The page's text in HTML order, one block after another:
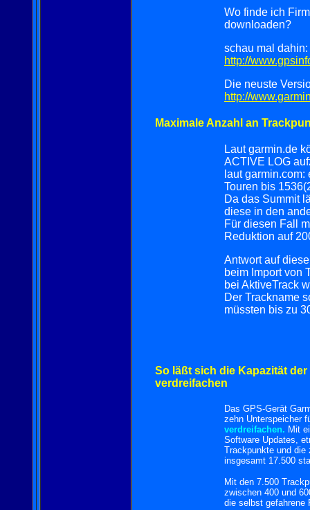
Wo finde ich
downloaden?
schau mal dahin:
http://
Die neuste
http://
Maximale Anzahl an
Laut garmin.de
ACTIVE LOG
laut
Touren bis
Da das Summit
diese in den
Für diesen Fall
Reduktion auf
Antwort auf
beim Import von
bei AktiveTrack
Der Trackname
müssten bis zu
So läßt sich die Kapazität
verdreifachen
Das GPS-Gerät
zehn Unterspeicher
verdreifachen. Mit
Software Updates,
Trackpunkte und die
insgesamt 17.500
Mit den 7.500
zwischen 400 und
die selbst gefahrene